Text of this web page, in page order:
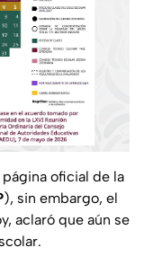
oficial de la
), sin embargo, el
aclaró que aún se